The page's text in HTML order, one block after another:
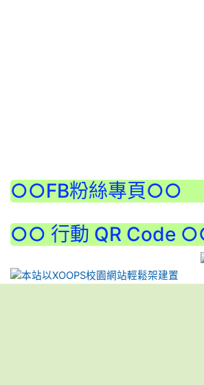
○○FB粉絲專頁○○
○○ 行動 QR Code